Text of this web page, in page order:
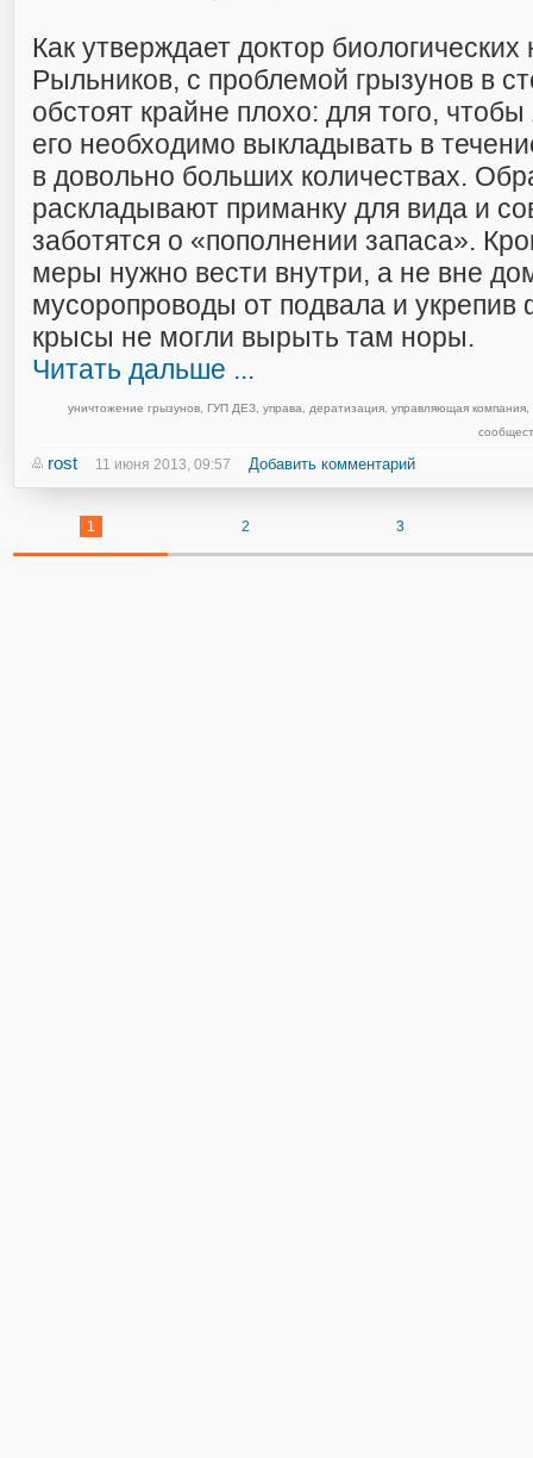
Как утверждает доктор
Рыльников, с проблемой грызунов в
обстоят крайне плохо: для того,
его необходимо выкладывать в
в довольно больших количествах.
раскладывают приманку для вида и
заботятся о «пополнении запаса».
меры нужно вести внутри, а не вне
мусоропроводы от подвала и
крысы не могли вырыть там норы.
Читать дальше ...
уничтожение грызунов, ГУП ДЕЗ, управа дератизация, управляющая компания,
rost 11 июня 2013, 09:57 Добавить комментарий
1 2 3